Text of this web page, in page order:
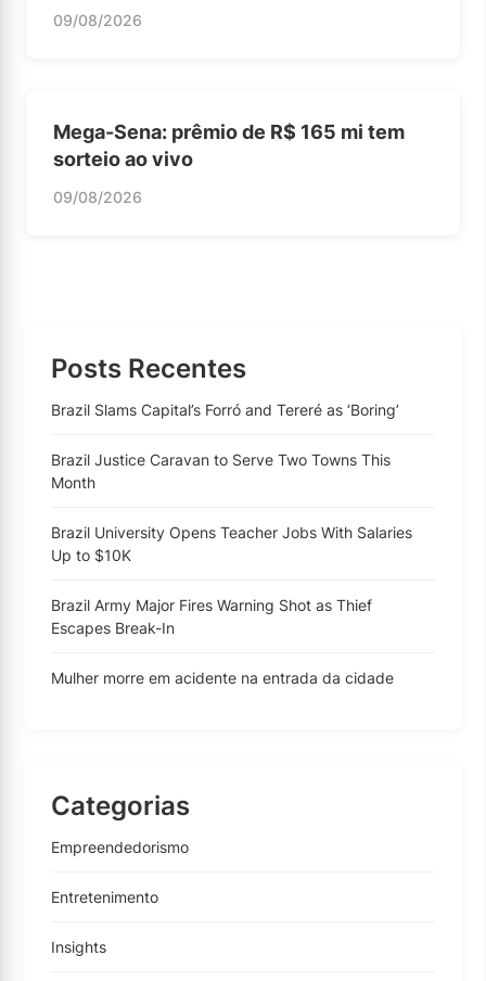
09/08/2026
Mega-Sena: prêmio de R$ 165 mi tem
sorteio ao vivo
09/08/2026
Posts Recentes
Brazil Slams Capital’s Forró and Tereré as ‘Boring’
Brazil Justice Caravan to Serve Two Towns This
Month
Brazil University Opens Teacher Jobs With Salaries
Up to $10K
Brazil Army Major Fires Warning Shot as Thief
Escapes Break-In
Mulher morre em acidente na entrada da cidade
Categorias
Empreendedorismo
Entretenimento
Insights